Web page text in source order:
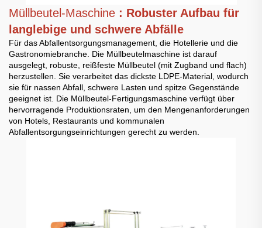
Müllbeutel-Maschine : Robuster Aufbau für
langlebige und schwere Abfälle
Für das Abfallentsorgungsmanagement, die Hotellerie und die
Gastronomiebranche. Die Müllbeutelmaschine ist darauf
ausgelegt, robuste, reißfeste Müllbeutel (mit Zugband und flach)
herzustellen. Sie verarbeitet das dickste LDPE-Material, wodurch
sie für nassen Abfall, schwere Lasten und spitze Gegenstände
geeignet ist. Die Müllbeutel-Fertigungsmaschine verfügt über
hervorragende Produktionsraten, um den Mengenanforderungen
von Hotels, Restaurants und kommunalen
Abfallentsorgungseinrichtungen gerecht zu werden.